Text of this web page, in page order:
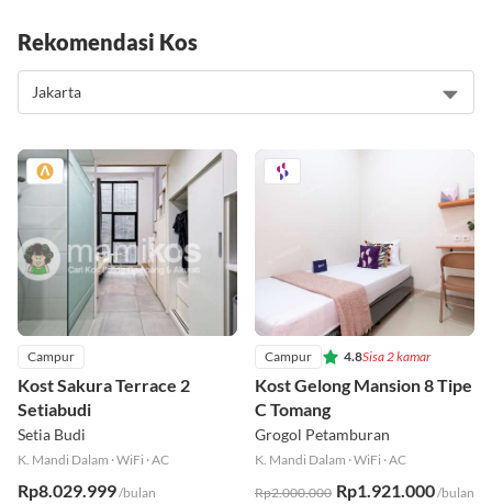
Rekomendasi Kos
Campur
Kost Sakura Terrace 2
Setiabudi
Setia Budi
K. Mandi Dalam ·WiFi ·AC
Rp8.029.999/bulan
Campur 4.8Sisa 2 kamar
Kost Gelong Mansion 8 Tipe
C Tomang
Grogol Petamburan
K. Mandi Dalam ·WiFi ·AC
Rp2.000.000 Rp1.921.000/bulan